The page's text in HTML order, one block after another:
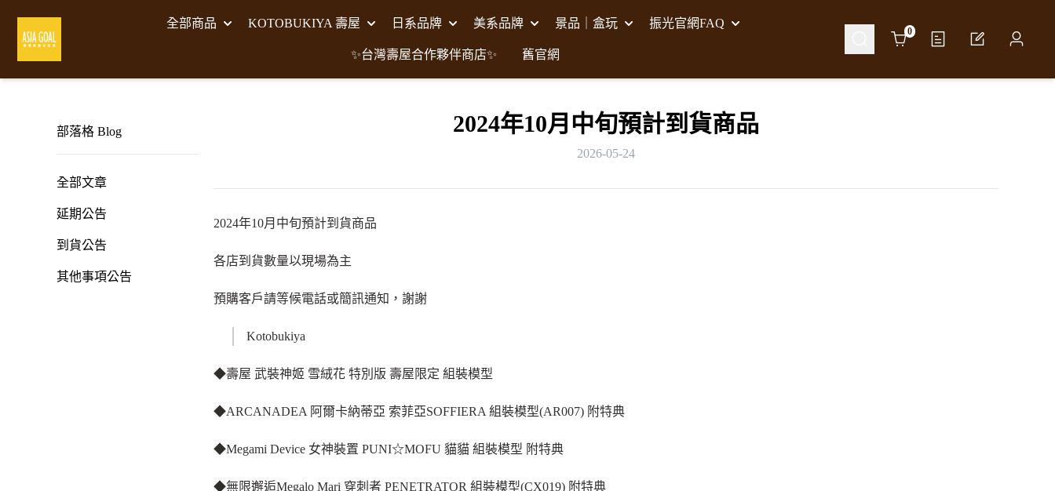
全部商品 KOTOBUKIYA 壽屋 日系品牌 美系品牌 景品｜盒玩 振光官網FAQ
✨台灣壽屋合作夥伴商店✨ 舊官網
Cart 0
部落格 Blog
全部文章
延期公告
到貨公告
其他事項公告
2024年10月中旬預計到貨商品
2026-05-24
2024年10月中旬預計到貨商品
各店到貨數量以現場為主
預購客戶請等候電話或簡訊通知，謝謝
Kotobukiya
◆壽屋 武裝神姬 雪絨花 特別版 壽屋限定 組裝模型
◆ARCANADEA 阿爾卡納蒂亞 索菲亞SOFFIERA 組裝模型(AR007) 附特典
◆Megami Device 女神裝置 PUNI☆MOFU 貓貓 組裝模型 附特典
◆無限邂逅Megalo Mari 穿刺者 PENETRATOR 組裝模型(CX019) 附特典